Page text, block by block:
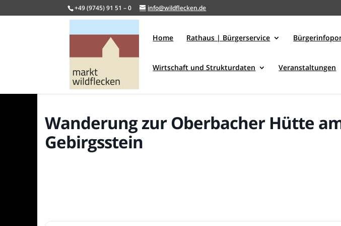
+49 (9745) 91 51 – 0 info@wildflecken.de
Home Rathaus | Bürgerservice
Wirtschaft und Strukturdaten Veranstaltungen
Wanderung zur Oberbacher Hütte
Gebirgsstein